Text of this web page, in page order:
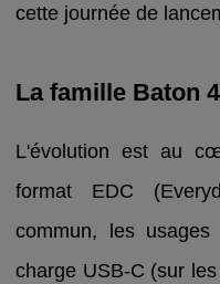
cette journée de
La famille Baton
L'évolution est au
format EDC
commun, les
charge USB-C (sur